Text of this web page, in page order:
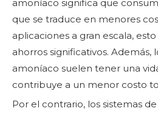
amoníaco significa que
que se traduce en menores
aplicaciones a gran escala,
ahorros significativos. Además,
amoníaco suelen tener una
contribuye a un menor costo
Por el contrario, los sistemas